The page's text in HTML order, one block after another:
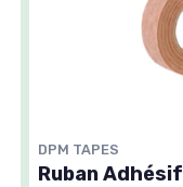
DPM TAPES
Ruban